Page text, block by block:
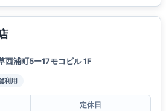
西浦町5ー17モコビル 1F
利用
定休日